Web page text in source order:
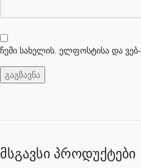
ჩემი სახელის. ელფოსტისა და ვებ-
მსგავსი პროდუქტები